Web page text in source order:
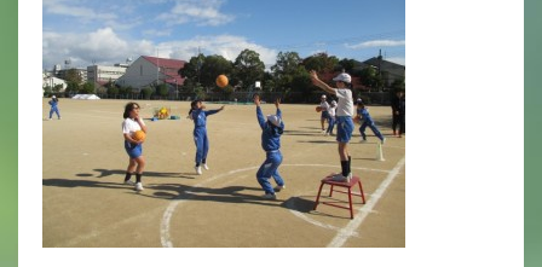
校外学習・宿泊行事
新入生募集要項
入学金・学費